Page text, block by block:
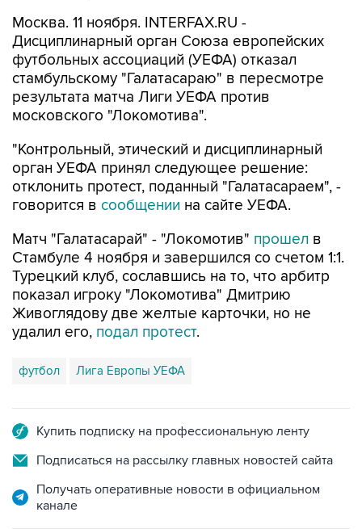
Москва. 11 ноября. INTERFAX.RU -
Дисциплинарный орган Союза европейских
футбольных ассоциаций (УЕФА) отказал
стамбульскому "Галатасараю" в пересмотре
результата матча Лиги УЕФА против
московского "Локомотива".
"Контрольный, этический и дисциплинарный
орган УЕФА принял следующее решение:
отклонить протест, поданный "Галатасараем", -
говорится в сообщении на сайте УЕФА.
Матч "Галатасарай" - "Локомотив" прошел в
Стамбуле 4 ноября и завершился со счетом 1:1.
Турецкий клуб, сославшись на то, что арбитр
показал игроку "Локомотива" Дмитрию
Живоглядову две желтые карточки, но не
удалил его, подал протест.
футбол Лига Европы УЕФА
Купить подписку на профессиональную ленту
Подписаться на рассылку главных новостей сайта
Получать оперативные новости в официальном
канале